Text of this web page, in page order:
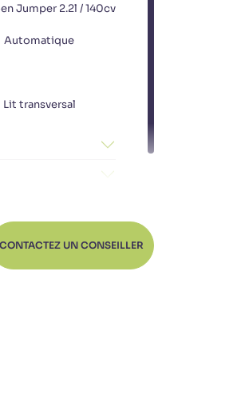
Jumper 2.2l / 140cv
Automatique
Lit transversal
CONTACTEZ UN CONSEILLER